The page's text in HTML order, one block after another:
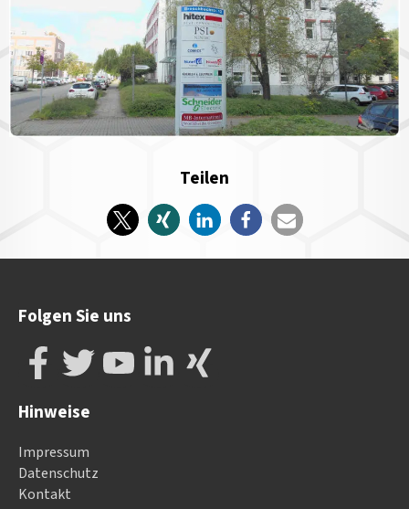
Teilen
Folgen Sie uns
Hinweise
Impressum
Datenschutz
Kontakt